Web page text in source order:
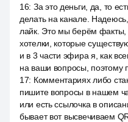
16: За это деньги, да, то
делать на канале.
лайк. Это мы берём факты,
хотелки, которые
и в 3 части эфира я, как
на ваши вопросы, поэтому
17: Комментариях либо
пишите вопросы в нашем
или есть ссылочка в
бывает вот высвечиваем